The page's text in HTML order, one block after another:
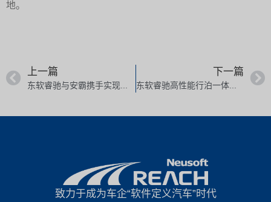
地。
上一篇
东软睿驰与安霸携手实现乘用车主流车型量产
下一篇
东软睿驰高性能行泊一体域控制器量产落地
致力于成为车企“软件定义汽车”时代